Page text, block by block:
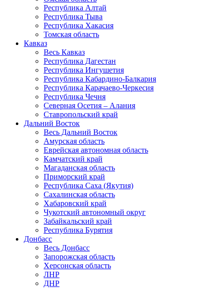
Республика Алтай
Республика Тыва
Республика Хакасия
Томская область
Кавказ
Весь Кавказ
Республика Дагестан
Республика Ингушетия
Республика Кабардино-Балкария
Республика Карачаево-Черкесия
Республика Чечня
Северная Осетия – Алания
Ставропольский край
Дальний Восток
Весь Дальний Восток
Амурская область
Еврейская автономная область
Камчатский край
Магаданская область
Приморский край
Республика Саха (Якутия)
Сахалинская область
Хабаровский край
Чукотский автономный округ
Забайкальский край
Республика Бурятия
Донбасс
Весь Донбасс
Запорожская область
Херсонская область
ЛНР
ДНР